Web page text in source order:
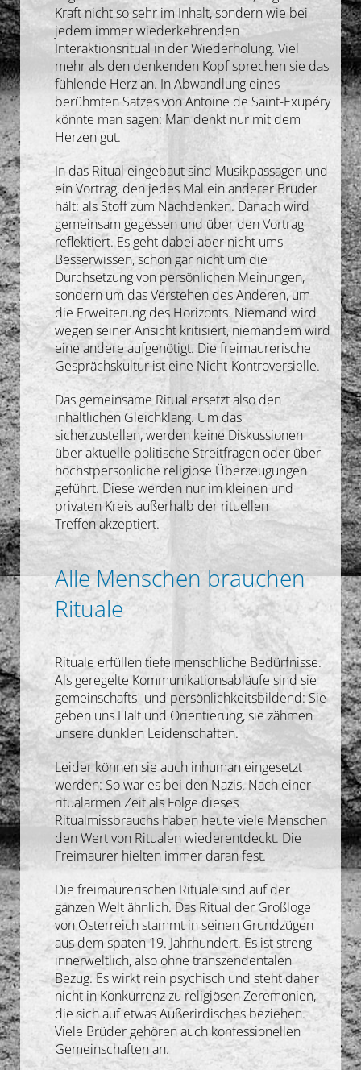
Kraft nicht so sehr im Inhalt, sondern wie bei
jedem immer wiederkehrenden
Interaktionsritual in der Wiederholung. Viel
mehr als den denkenden Kopf sprechen sie das
fühlende Herz an. In Abwandlung eines
berühmten Satzes von Antoine de Saint-Exupéry
könnte man sagen: Man denkt nur mit dem
Herzen gut.
In das Ritual eingebaut sind Musikpassagen und
ein Vortrag, den jedes Mal ein anderer Bruder
hält: als Stoff zum Nachdenken. Danach wird
gemeinsam gegessen und über den Vortrag
reflektiert. Es geht dabei aber nicht ums
Besserwissen, schon gar nicht um die
Durchsetzung von persönlichen Meinungen,
sondern um das Verstehen des Anderen, um
die Erweiterung des Horizonts. Niemand wird
wegen seiner Ansicht kritisiert, niemandem wird
eine andere aufgenötigt. Die freimaurerische
Gesprächskultur ist eine Nicht-Kontroversielle.
Das gemeinsame Ritual ersetzt also den
inhaltlichen Gleichklang. Um das
sicherzustellen, werden keine Diskussionen
über aktuelle politische Streitfragen oder über
höchstpersönliche religiöse Überzeugungen
geführt. Diese werden nur im kleinen und
privaten Kreis außerhalb der rituellen
Treffen akzeptiert.
Alle Menschen brauchen
Rituale
Rituale erfüllen tiefe menschliche Bedürfnisse.
Als geregelte Kommunikationsabläufe sind sie
gemeinschafts- und persönlichkeitsbildend: Sie
geben uns Halt und Orientierung, sie zähmen
unsere dunklen Leidenschaften.
Leider können sie auch inhuman eingesetzt
werden: So war es bei den Nazis. Nach einer
ritualarmen Zeit als Folge dieses
Ritualmissbrauchs haben heute viele Menschen
den Wert von Ritualen wiederentdeckt. Die
Freimaurer hielten immer daran fest.
Die freimaurerischen Rituale sind auf der
ganzen Welt ähnlich. Das Ritual der Großloge
von Österreich stammt in seinen Grundzügen
aus dem späten 19. Jahrhundert. Es ist streng
innerweltlich, also ohne transzendentalen
Bezug. Es wirkt rein psychisch und steht daher
nicht in Konkurrenz zu religiösen Zeremonien,
die sich auf etwas Außerirdisches beziehen.
Viele Brüder gehören auch konfessionellen
Gemeinschaften an.